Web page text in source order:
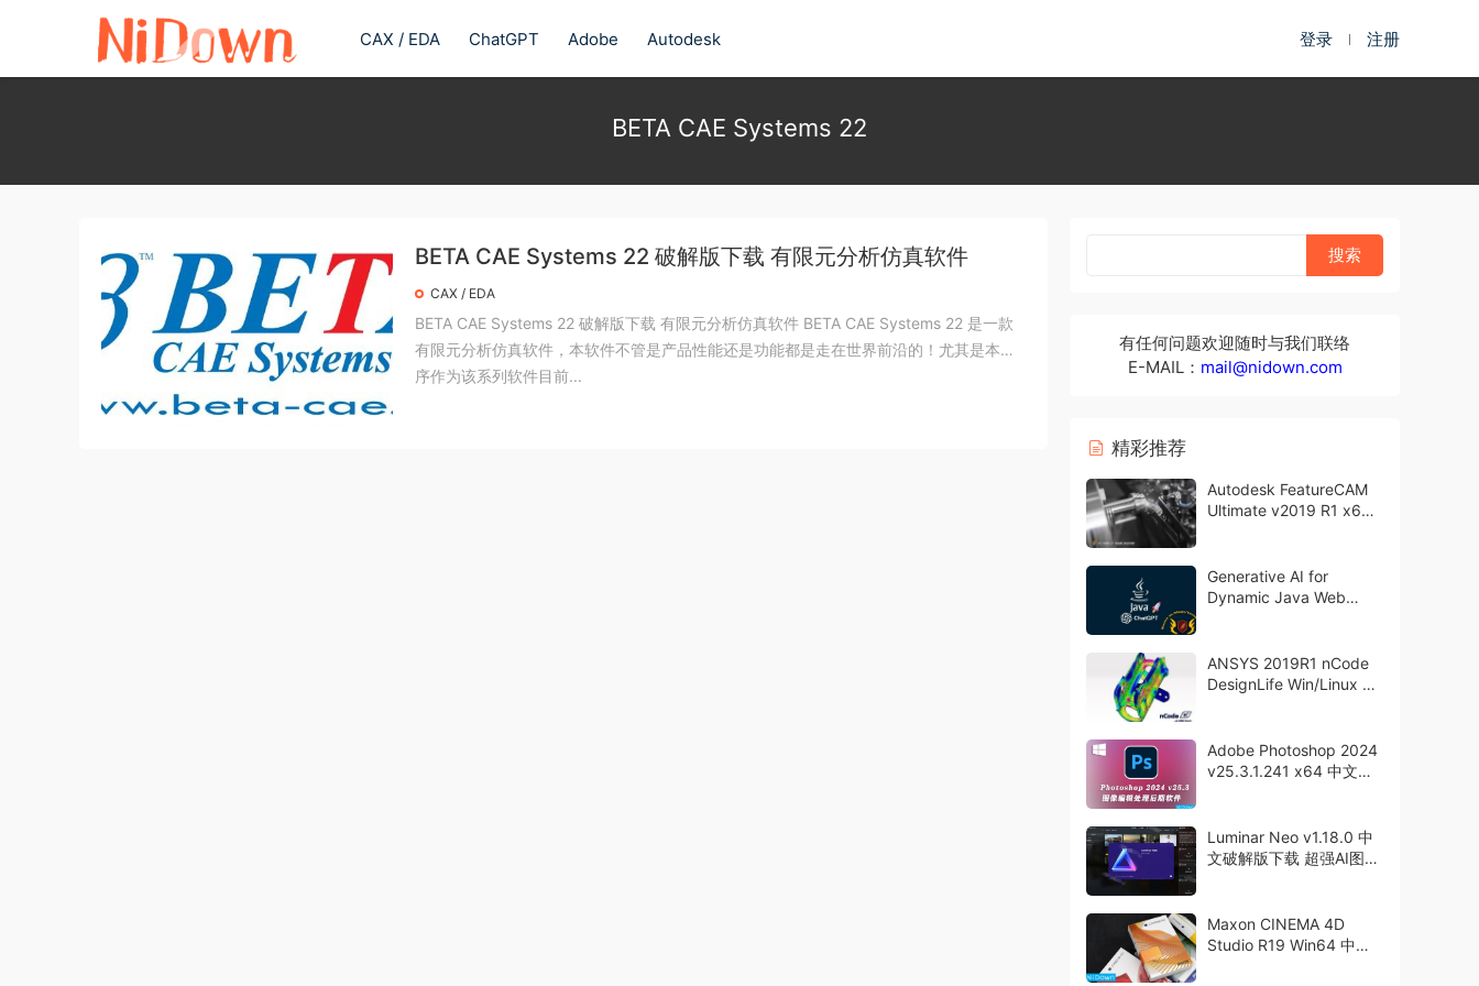
CAX / EDA ChatGPT Adobe Autodesk 登录 注册
BETA CAE Systems 22
BETA CAE Systems 22 破解版下载 有限元分析仿真软件
CAX / EDA
BETA CAE Systems 22 破解版下载 有限元分析仿真软件 BETA CAE Systems 22 是一款
有限元分析仿真软件，本软件不管是产品性能还是功能都是走在世界前沿的！尤其是本程
序作为该系列软件目前...
有任何问题欢迎随时与我们联络
E-MAIL： mail@nidown.com
精彩推荐
Autodesk FeatureCAM
Ultimate v2019 R1 x64
Generative AI for
Dynamic Java Web
ANSYS 2019R1 nCode
DesignLife Win/Linux 破
Adobe Photoshop 2024
v25.3.1.241 x64 中文破
Luminar Neo v1.18.0 中
文破解版下载 超强AI图像
Maxon CINEMA 4D
Studio R19 Win64 中英